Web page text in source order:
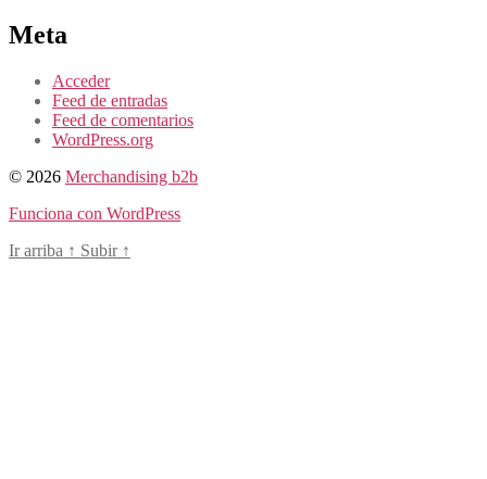
Meta
Acceder
Feed de entradas
Feed de comentarios
WordPress.org
© 2026 Merchandising b2b
Funciona con WordPress
Ir arriba ↑ Subir ↑